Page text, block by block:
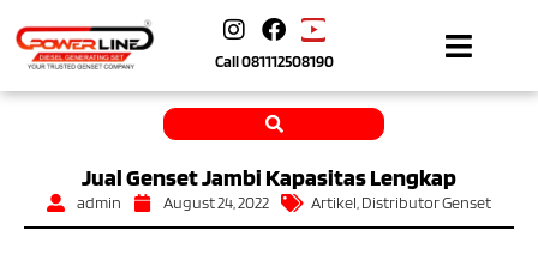
Call081112508190
Jual Genset Jambi Kapasitas Lengkap
admin August 24, 2022 Artikel Distributor Genset